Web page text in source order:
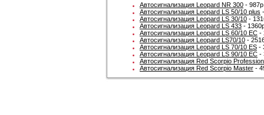
Автосигнализация Leopard NR 300 -
Автосигнализация Leopard LS 50/10 plus
Автосигнализация Leopard LS 30/10 -
Автосигнализация Leopard LS 433 -
Автосигнализация Leopard LS 60/10 EС -
Автосигнализация Leopard LS70/10 -
Автосигнализация Leopard LS 70/10 ES -
Автосигнализация Leopard LS 90/10 EC -
Автосигнализация Red Scorpio
Автосигнализация Red Scorpio Master -